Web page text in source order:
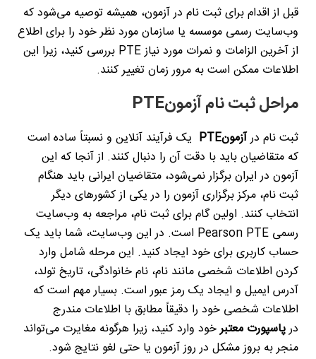
قبل از اقدام برای ثبت نام در آزمون، همیشه توصیه می‌شود که
وب‌سایت رسمی موسسه یا سازمان مورد نظر خود را برای اطلاع
از آخرین الزامات و نمرات مورد نیازPTE بررسی کنید، زیرا این
اطلاعات ممکن است به مرور زمان تغییر کنند.
مراحل ثبت نام آزمونPTE
ثبت نام درآزمونPTE یک فرآیند آنلاین و نسبتاً ساده است
که متقاضیان باید با دقت آن را دنبال کنند. از آنجا که این
آزمون در ایران برگزار نمی‌شود، متقاضیان ایرانی باید هنگام
ثبت نام، مرکز برگزاری آزمون را در یکی از کشورهای دیگر
انتخاب کنند. اولین گام برای ثبت نام، مراجعه به وب‌سایت
رسمی Pearson PTE است. در این وب‌سایت، شما باید یک
حساب کاربری برای خود ایجاد کنید. این مرحله شامل وارد
کردن اطلاعات شخصی مانند نام، نام خانوادگی، تاریخ تولد،
آدرس ایمیل و ایجاد یک رمز عبور است. بسیار مهم است که
اطلاعات شخصی خود را دقیقاً مطابق با اطلاعات مندرج
درپاسپورت معتبرخود وارد کنید، زیرا هرگونه مغایرت می‌تواند
منجر به بروز مشکل در روز آزمون یا حتی لغو نتایج شود.